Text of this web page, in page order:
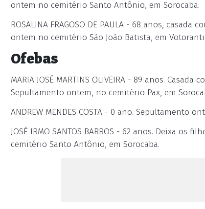
ontem no cemitério Santo Antônio, em Sorocaba.
ROSALINA FRAGOSO DE PAULA - 68 anos,
ontem no cemitério São João Batista, em
Ofebas
MARIA JOSÉ MARTINS OLIVEIRA - 89 anos.
Sepultamento ontem, no cemitério Pax, em
ANDREW MENDES COSTA - 0 ano. Sepultamento
JOSÉ IRMO SANTOS BARROS - 62 anos. Deixa
cemitério Santo Antônio, em Sorocaba.